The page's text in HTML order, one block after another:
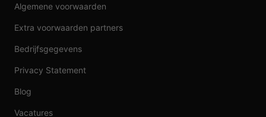
Algemene voorwaarden
Extra voorwaarden partners
Bedrijfsgegevens
Privacy Statement
Blog
Vacatures